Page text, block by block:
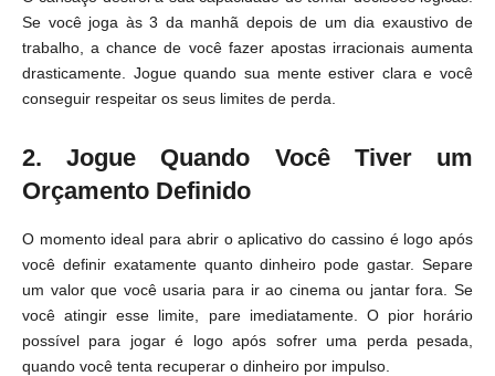
Se você joga às 3 da manhã depois de um dia exaustivo de
trabalho, a chance de você fazer apostas irracionais aumenta
drasticamente. Jogue quando sua mente estiver clara e você
conseguir respeitar os seus limites de perda.
2. Jogue Quando Você Tiver um
Orçamento Definido
O momento ideal para abrir o aplicativo do cassino é logo após
você definir exatamente quanto dinheiro pode gastar. Separe
um valor que você usaria para ir ao cinema ou jantar fora. Se
você atingir esse limite, pare imediatamente. O pior horário
possível para jogar é logo após sofrer uma perda pesada,
quando você tenta recuperar o dinheiro por impulso.